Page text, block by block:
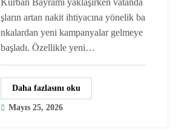
Başladı
şların artan nakit ihtiyacına yönelik ba
nkalardan yeni kampanyalar gelmeye
başladı. Özellikle yeni…
Daha fazlasını oku
Mayıs 25, 2026